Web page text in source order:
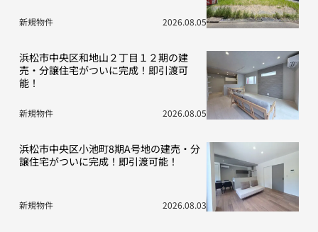
新規物件 2026.08.05
浜松市中央区和地山２丁目１２期の建
売・分譲住宅がついに完成！即引渡可
能！
新規物件 2026.08.05
浜松市中央区小池町8期A号地の建売・分
譲住宅がついに完成！即引渡可能！
新規物件 2026.08.03